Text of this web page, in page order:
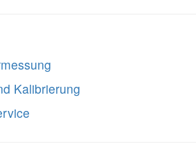
Kalibrierung